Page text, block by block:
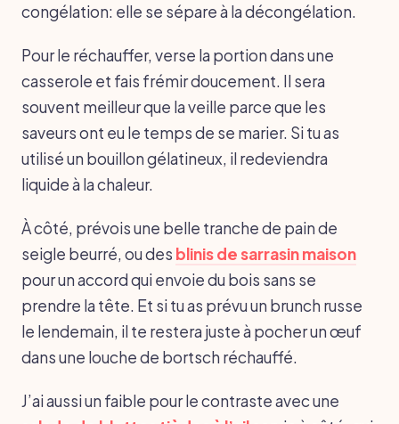
congélation: elle se sépare à la décongélation.
Pour le réchauffer, verse la portion dans une
casserole et fais frémir doucement. Il sera
souvent meilleur que la veille parce que les
saveurs ont eu le temps de se marier. Si tu as
utilisé un bouillon gélatineux, il redeviendra
liquide à la chaleur.
À côté, prévois une belle tranche de pain de
seigle beurré, ou des blinis de sarrasin maison
pour un accord qui envoie du bois sans se
prendre la tête. Et si tu as prévu un brunch russe
le lendemain, il te restera juste à pocher un œuf
dans une louche de bortsch réchauffé.
J’ai aussi un faible pour le contraste avec une